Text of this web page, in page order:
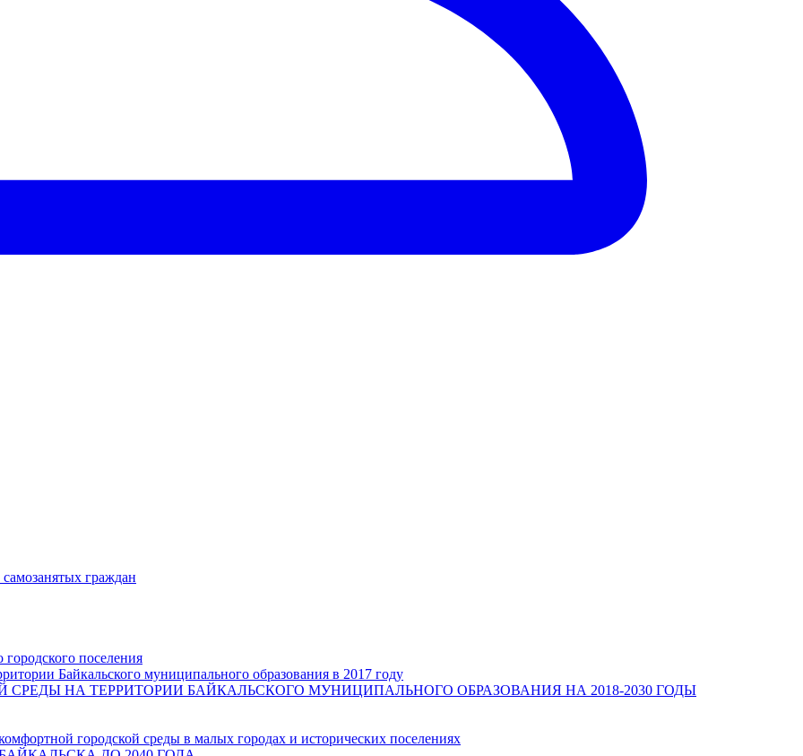
граждан
поселения
Байкальского муниципального образования в 2017 году
НА ТЕРРИТОРИИ БАЙКАЛЬСКОГО МУНИЦИПАЛЬНОГО ОБРАЗОВАНИЯ НА 2018-2030 ГОДЫ
городской среды в малых городах и исторических поселениях